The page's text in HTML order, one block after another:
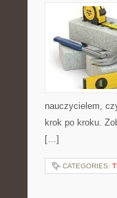
nauczycielem,
krok po kroku.
[…]
CATEGORIES: